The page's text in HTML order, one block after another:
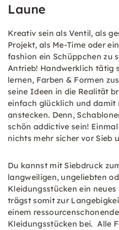
Laune
Kreativ sein als Ventil, als
Projekt, als Me-Time oder
fashion ein Schüppchen zu
Antrieb! Handwerklich tätig
lernen, Farben & Formen
seine Ideen in die Realität
einfach glücklich und damit
anstecken. Denn,
schön addictive sein!
nichts mehr sicher vor Sieb
Du kannst mit Siebdruck
langweiligen, ungeliebten
Kleidungsstücken ein
trägst somit zur
einem
Kleidungsstücken bei. Alle